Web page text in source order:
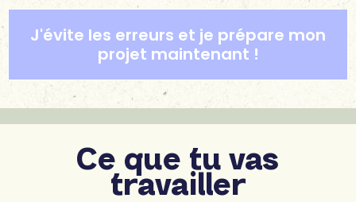
J'évite les erreurs et je prépare mon
projet maintenant !
Ce que tu vas
travailler